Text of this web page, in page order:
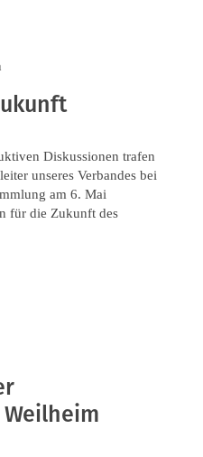
Diskussionen trafen
unseres Verbandes bei
am 6. Mai
für die Zukunft des